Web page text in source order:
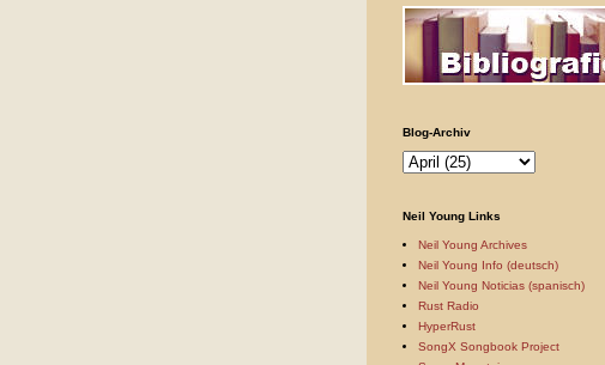
Blog-Archiv
Neil Young Links
Neil Young Archives
Neil Young Info (deutsch)
Neil Young Noticias (spanisch)
Rust Radio
HyperRust
SongX Songbook Project